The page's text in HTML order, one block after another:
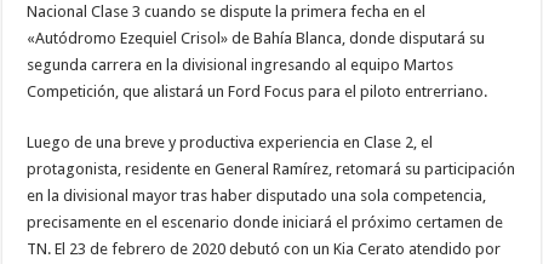
Nacional Clase 3 cuando se dispute la primera fecha en el
«Autódromo Ezequiel Crisol» de Bahía Blanca, donde disputará su
segunda carrera en la divisional ingresando al equipo Martos
Competición, que alistará un Ford Focus para el piloto entrerriano.
Luego de una breve y productiva experiencia en Clase 2, el
protagonista, residente en General Ramírez, retomará su participación
en la divisional mayor tras haber disputado una sola competencia,
precisamente en el escenario donde iniciará el próximo certamen de
TN. El 23 de febrero de 2020 debutó con un Kia Cerato atendido por